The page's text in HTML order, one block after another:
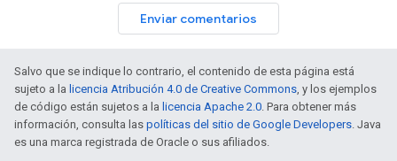
Enviar comentarios
Salvo que se indique lo contrario, el contenido de esta página está
sujeto a la licencia Atribución 4.0 de Creative Commons, y los ejemplos
de código están sujetos a la licencia Apache 2.0. Para obtener más
información, consulta las políticas del sitio de Google Developers. Java
es una marca registrada de Oracle o sus afiliados.